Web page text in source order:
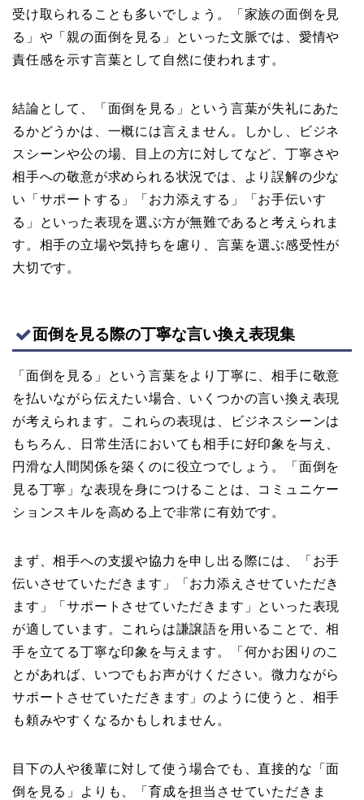
受け取られることも多いでしょう。「家族の面倒を見
る」や「親の面倒を見る」といった文脈では、愛情や
責任感を示す言葉として自然に使われます。
結論として、「面倒を見る」という言葉が失礼にあた
るかどうかは、一概には言えません。しかし、ビジネ
スシーンや公の場、目上の方に対してなど、丁寧さや
相手への敬意が求められる状況では、より誤解の少な
い「サポートする」「お力添えする」「お手伝いす
る」といった表現を選ぶ方が無難であると考えられま
す。相手の立場や気持ちを慮り、言葉を選ぶ感受性が
大切です。
面倒を見る際の丁寧な言い換え表現集
「面倒を見る」という言葉をより丁寧に、相手に敬意
を払いながら伝えたい場合、いくつかの言い換え表現
が考えられます。これらの表現は、ビジネスシーンは
もちろん、日常生活においても相手に好印象を与え、
円滑な人間関係を築くのに役立つでしょう。「面倒を
見る丁寧」な表現を身につけることは、コミュニケー
ションスキルを高める上で非常に有効です。
まず、相手への支援や協力を申し出る際には、「お手
伝いさせていただきます」「お力添えさせていただき
ます」「サポートさせていただきます」といった表現
が適しています。これらは謙譲語を用いることで、相
手を立てる丁寧な印象を与えます。「何かお困りのこ
とがあれば、いつでもお声がけください。微力ながら
サポートさせていただきます」のように使うと、相手
も頼みやすくなるかもしれません。
目下の人や後輩に対して使う場合でも、直接的な「面
倒を見る」よりも、「育成を担当させていただきま